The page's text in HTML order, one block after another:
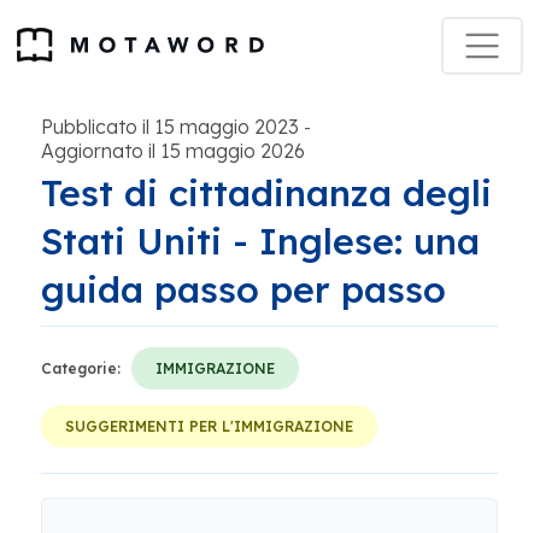
Pubblicato il 15 maggio 2023 -
Aggiornato il 15 maggio 2026
Test di cittadinanza degli
Stati Uniti - Inglese: una
guida passo per passo
Categorie: IMMIGRAZIONE
SUGGERIMENTI PER L'IMMIGRAZIONE